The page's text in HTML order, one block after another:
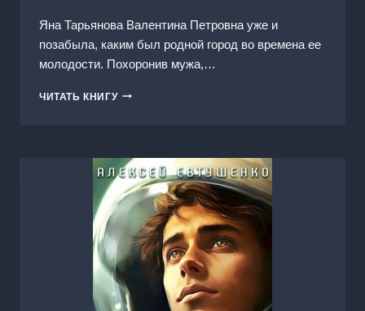
Яна Тарьянова Валентина Петровна уже и
позабыла, каким был родной город во времена ее
молодости. Похоронив мужа,…
ЧИТАТЬ КНИГУВТОРАЯ